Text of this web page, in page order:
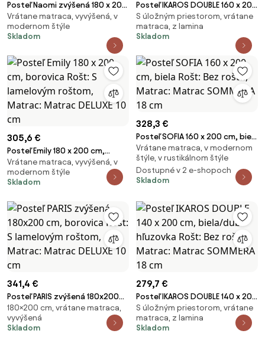
Posteľ Naomi zvýšená 180 x 200
cm, borovica Rošt: Bez roštu,
Matrac: Matrac DELUXE 10 cm
Vrátane matraca, vyvýšená, v
modernom štýle
Skladom
Posteľ IKAROS DOUBLE 160 x 200
cm, biela Rošt: Bez roštu,
Matrac: Matrac COCO MAXI 20
cm
S úložným priestorom, vrátane
matraca, z lamina
Skladom
305,6 €
Posteľ Emily 180 x 200 cm,
borovica Rošt: S lamelovým
roštom, Matrac: Matrac DELUXE
10 cm
Vrátane matraca, vyvýšená, v
modernom štýle
Skladom
328,3 €
Posteľ SOFIA 160 x 200 cm, biela
Rošt: Bez roštu, Matrac:
Matrac SOMMERA 18 cm
Vrátane matraca, v modernom
štýle, v rustikálnom štýle
Dostupné v 2 e-shopoch
Skladom
341,4 €
Posteľ PARIS zvýšená 180x200
cm, borovica Rošt: S lamelovým
roštom, Matrac: Matrac DELUXE
10 cm
180×200 cm, vrátane matraca,
vyvýšená
Skladom
279,7 €
Posteľ IKAROS DOUBLE 140 x 200
cm, biela/dub hľuzovka Rošt:
Bez roštu, Matrac: Matrac
SOMMERA 18 cm
S úložným priestorom, vrátane
matraca, z lamina
Skladom